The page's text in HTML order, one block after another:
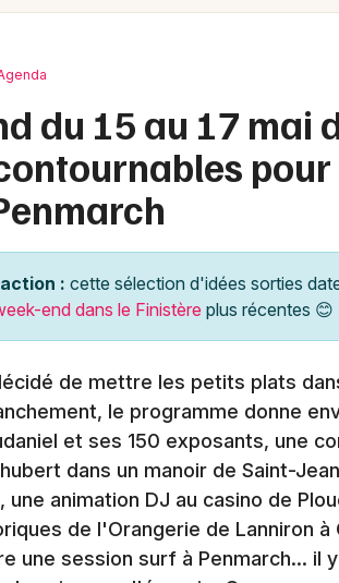
du 15 au 17 mai
: cette sélection d'idées sorties
end dans le Finistère plus récentes 😊
de mettre les petits plats
le programme donne
et ses 150 exposants, une
dans un manoir de Saint-
une animation DJ au casino de
de l'Orangerie de Lanniron
une session surf à Penmarch... il